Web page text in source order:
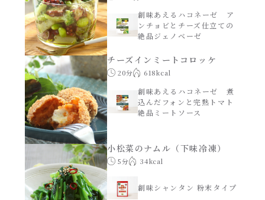
創味あえるハコネーゼ ア
ンチョビとチーズ仕立ての
絶品ジェノベーゼ
チーズインミートコロッケ
20分 618kcal
創味あえるハコネーゼ 煮
込んだフォンと完熟トマト
絶品ミートソース
小松菜のナムル（下味冷凍）
5分 34kcal
創味シャンタン 粉末タイプ